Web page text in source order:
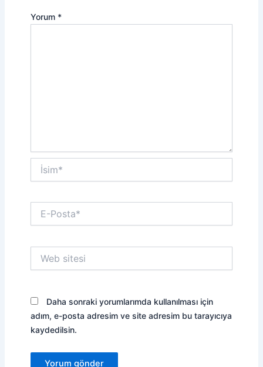
Yorum *
İsim*
Posta*
sitesi
Daha sonraki yorumlarımda kullanılması için
adım, e-posta adresim ve site adresim bu tarayıcıya
kaydedilsin.